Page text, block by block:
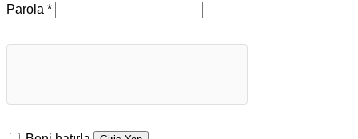
Parola *Gerekli